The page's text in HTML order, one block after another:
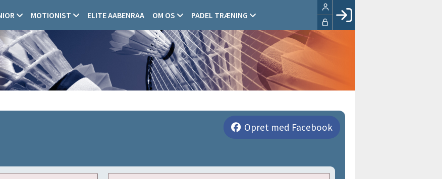
MOTIONIST ELITE AABENRAA OM OS PADEL TRÆNING
Opret med Facebook